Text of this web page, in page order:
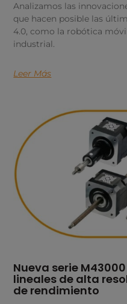
Analizamos las
que hacen posible las
4.0, como la robótica
industrial.
Leer Más
Nueva serie
lineales de alta
de rendimiento